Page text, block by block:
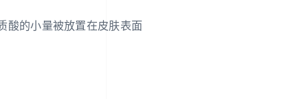
酸的小量被放置在皮肤表面